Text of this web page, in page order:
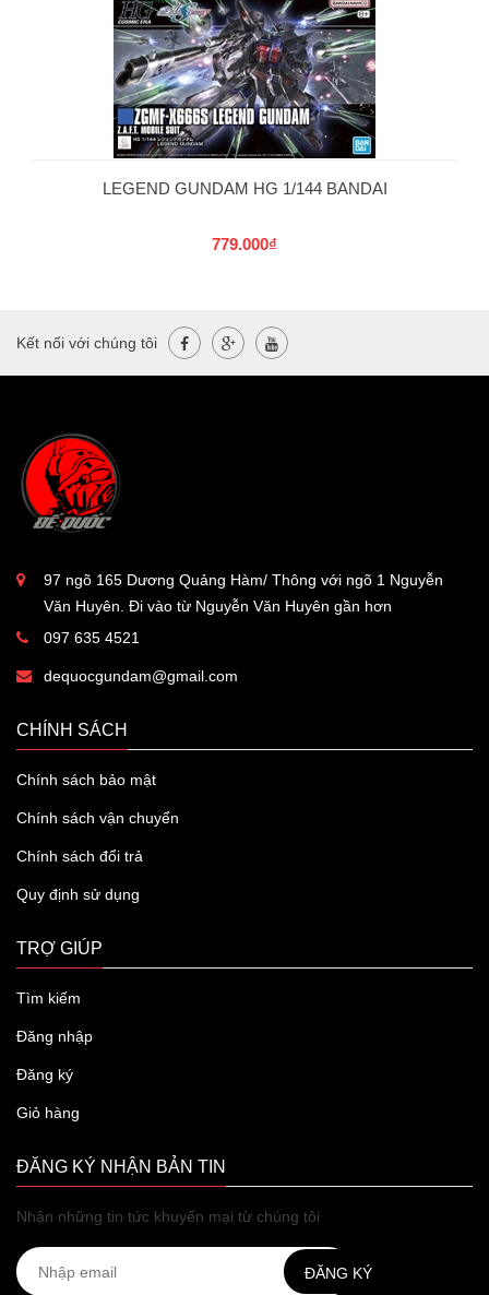
LEGEND GUNDAM HG 1/144 BANDAI
779.000₫
Kết nối với chúng tôi
97 ngõ 165 Dương Quảng Hàm/ Thông với ngõ 1 Nguyễn
Văn Huyên. Đi vào từ Nguyễn Văn Huyên gần hơn
097 635 4521
dequocgundam@gmail.com
CHÍNH SÁCH
Chính sách bảo mật
Chính sách vận chuyển
Chính sách đổi trả
Quy định sử dụng
TRỢ GIÚP
Tìm kiếm
Đăng nhập
Đăng ký
Giỏ hàng
ĐĂNG KÝ NHẬN BẢN TIN
Nhận những tin tức khuyến mại từ chúng tôi
ĐĂNG KÝ